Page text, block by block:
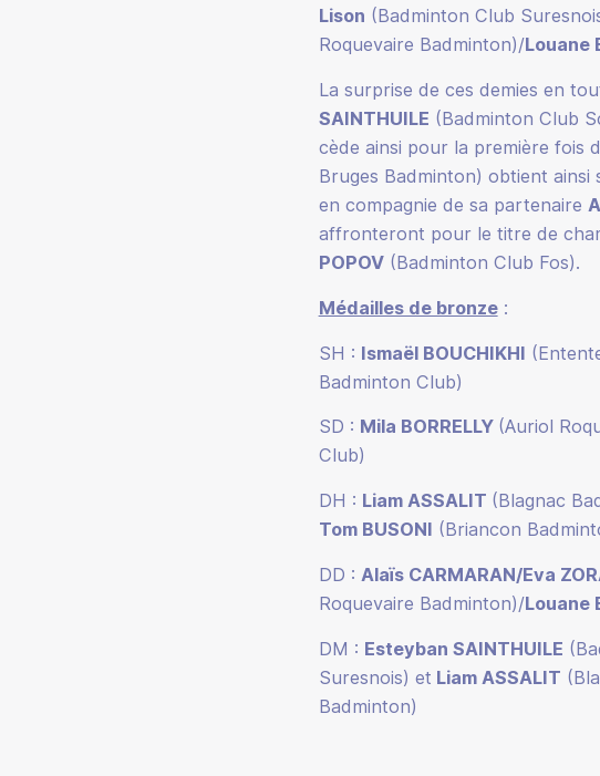
Lison (Badminton Club
Roquevaire Badminton)/Louane
La surprise de ces demies en
SAINTHUILE (Badminton Club
cède ainsi pour la première fois
Bruges Badminton) obtient
en compagnie de sa partenaire
affronteront pour le titre de
POPOV(Badminton Club Fos).
Médailles de bronze:
SH : Ismaël BOUCHIKHI
Badminton Club)
SD : Mila BORRELLY (Auriol
Club)
DH : Liam ASSALIT (Blagnac
Tom BUSONI (Briancon
DD : Alaïs CARMARAN/Eva
Roquevaire Badminton)/Louane
DM : Esteyban SAINTHUILE
Suresnois) et Liam ASSALIT
Badminton)